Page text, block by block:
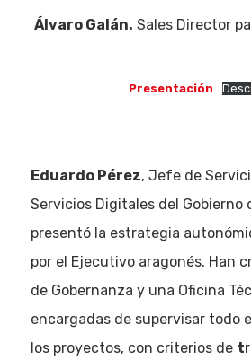
Álvaro Galán. Sales Director
Presentación
Eduardo Pérez, Jefe de
Servicios Digitales del Gobierno
presentó la estrategia
por el Ejecutivo aragonés. Han
de Gobernanza y una Oficina
encargadas de supervisar todo
los proyectos, con criterios de t